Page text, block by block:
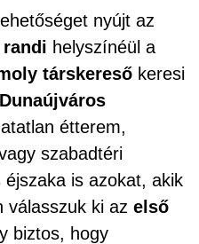
nyújt az
helyszínéül a
társkereső keresi
Dunaújváros
étterem,
szabadtéri
is azokat, akik
válasszuk ki az első
biztos, hogy